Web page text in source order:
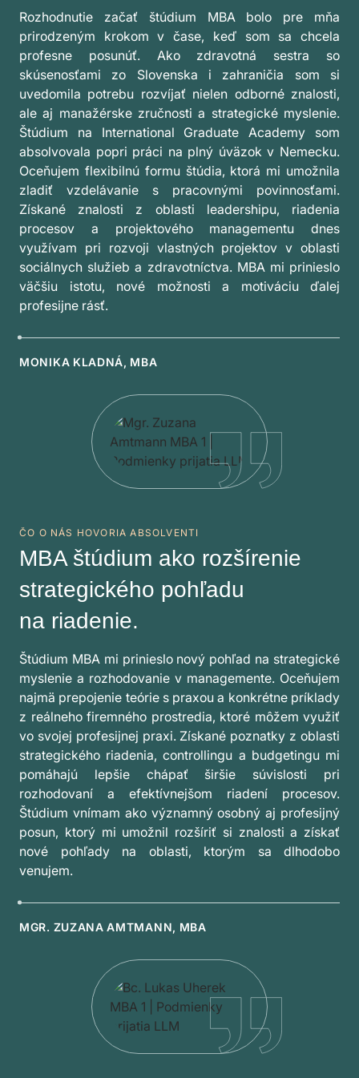
Rozhodnutie začať štúdium MBA bolo pre mňa
prirodzeným krokom v čase, keď som sa chcela
profesne posunúť. Ako zdravotná sestra so
skúsenosťami zo Slovenska i zahraničia som si
uvedomila potrebu rozvíjať nielen odborné znalosti,
ale aj manažérske zručnosti a strategické myslenie.
Štúdium na International Graduate Academy som
absolvovala popri práci na plný úväzok v Nemecku.
Oceňujem flexibilnú formu štúdia, ktorá mi umožnila
zladiť vzdelávanie s pracovnými povinnosťami.
Získané znalosti z oblasti leadershipu, riadenia
procesov a projektového managementu dnes
využívam pri rozvoji vlastných projektov v oblasti
sociálnych služieb a zdravotníctva. MBA mi prinieslo
väčšiu istotu, nové možnosti a motiváciu ďalej
profesijne rásť.
MONIKA KLADNÁ, MBA
ČO O NÁS HOVORIA ABSOLVENTI
MBA štúdium ako rozšírenie
strategického pohľadu
na riadenie.
Štúdium MBA mi prinieslo nový pohľad na strategické
myslenie a rozhodovanie v managemente. Oceňujem
najmä prepojenie teórie s praxou a konkrétne príklady
z reálneho firemného prostredia, ktoré môžem využiť
vo svojej profesijnej praxi. Získané poznatky z oblasti
strategického riadenia, controllingu a budgetingu mi
pomáhajú lepšie chápať širšie súvislosti pri
rozhodovaní a efektívnejšom riadení procesov.
Štúdium vnímam ako významný osobný aj profesijný
posun, ktorý mi umožnil rozšíriť si znalosti a získať
nové pohľady na oblasti, ktorým sa dlhodobo
venujem.
MGR. ZUZANA AMTMANN, MBA